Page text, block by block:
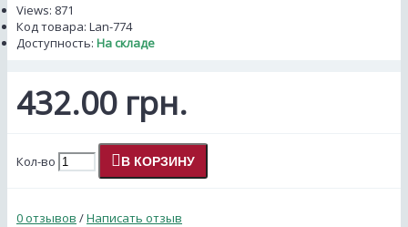
Views: 871
Код товара: Lan-774
Доступность: На складе
432.00 грн.
Кол-во В КОРЗИНУ
0 отзывов /Написать отзыв